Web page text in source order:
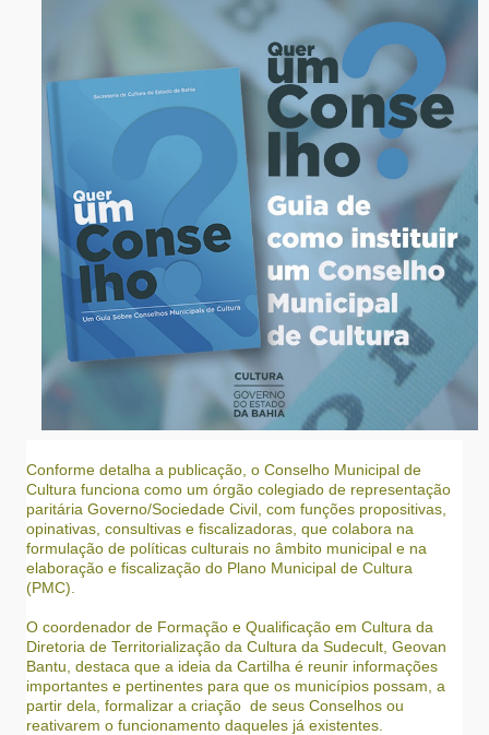
Conforme detalha a publicação, o Conselho Municipal de
Cultura funciona como um órgão colegiado de representação
paritária Governo/Sociedade Civil, com funções propositivas,
opinativas, consultivas e fiscalizadoras, que colabora na
formulação de políticas culturais no âmbito municipal e na
elaboração e fiscalização do Plano Municipal de Cultura
(PMC).
O coordenador de Formação e Qualificação em Cultura da
Diretoria de Territorialização da Cultura da Sudecult, Geovan
Bantu, destaca que a ideia da Cartilha é reunir informações
importantes e pertinentes para que os municípios possam, a
partir dela, formalizar a criação de seus Conselhos ou
reativarem o funcionamento daqueles já existentes.